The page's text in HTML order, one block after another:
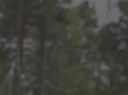
Friedersdorf. Von hier
zum Kulm mit seinem
Schlüssel ist beim Gasthaus
Am Kulm schließt sich
an. Ab jetzt folgen wir
Kreis" zunächst nach